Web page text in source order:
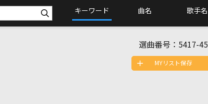
キーワード 曲名 歌手名
選曲番号： 5417-45
MYリスト保存